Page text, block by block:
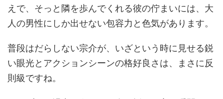
えで、そっと隣を歩んでくれる彼の佇まいには、大
人の男性にしか出せない包容力と色気があります。
普段はだらしない宗介が、いざという時に見せる鋭
い眼光とアクションシーンの格好良さは、まさに反
則級ですね。